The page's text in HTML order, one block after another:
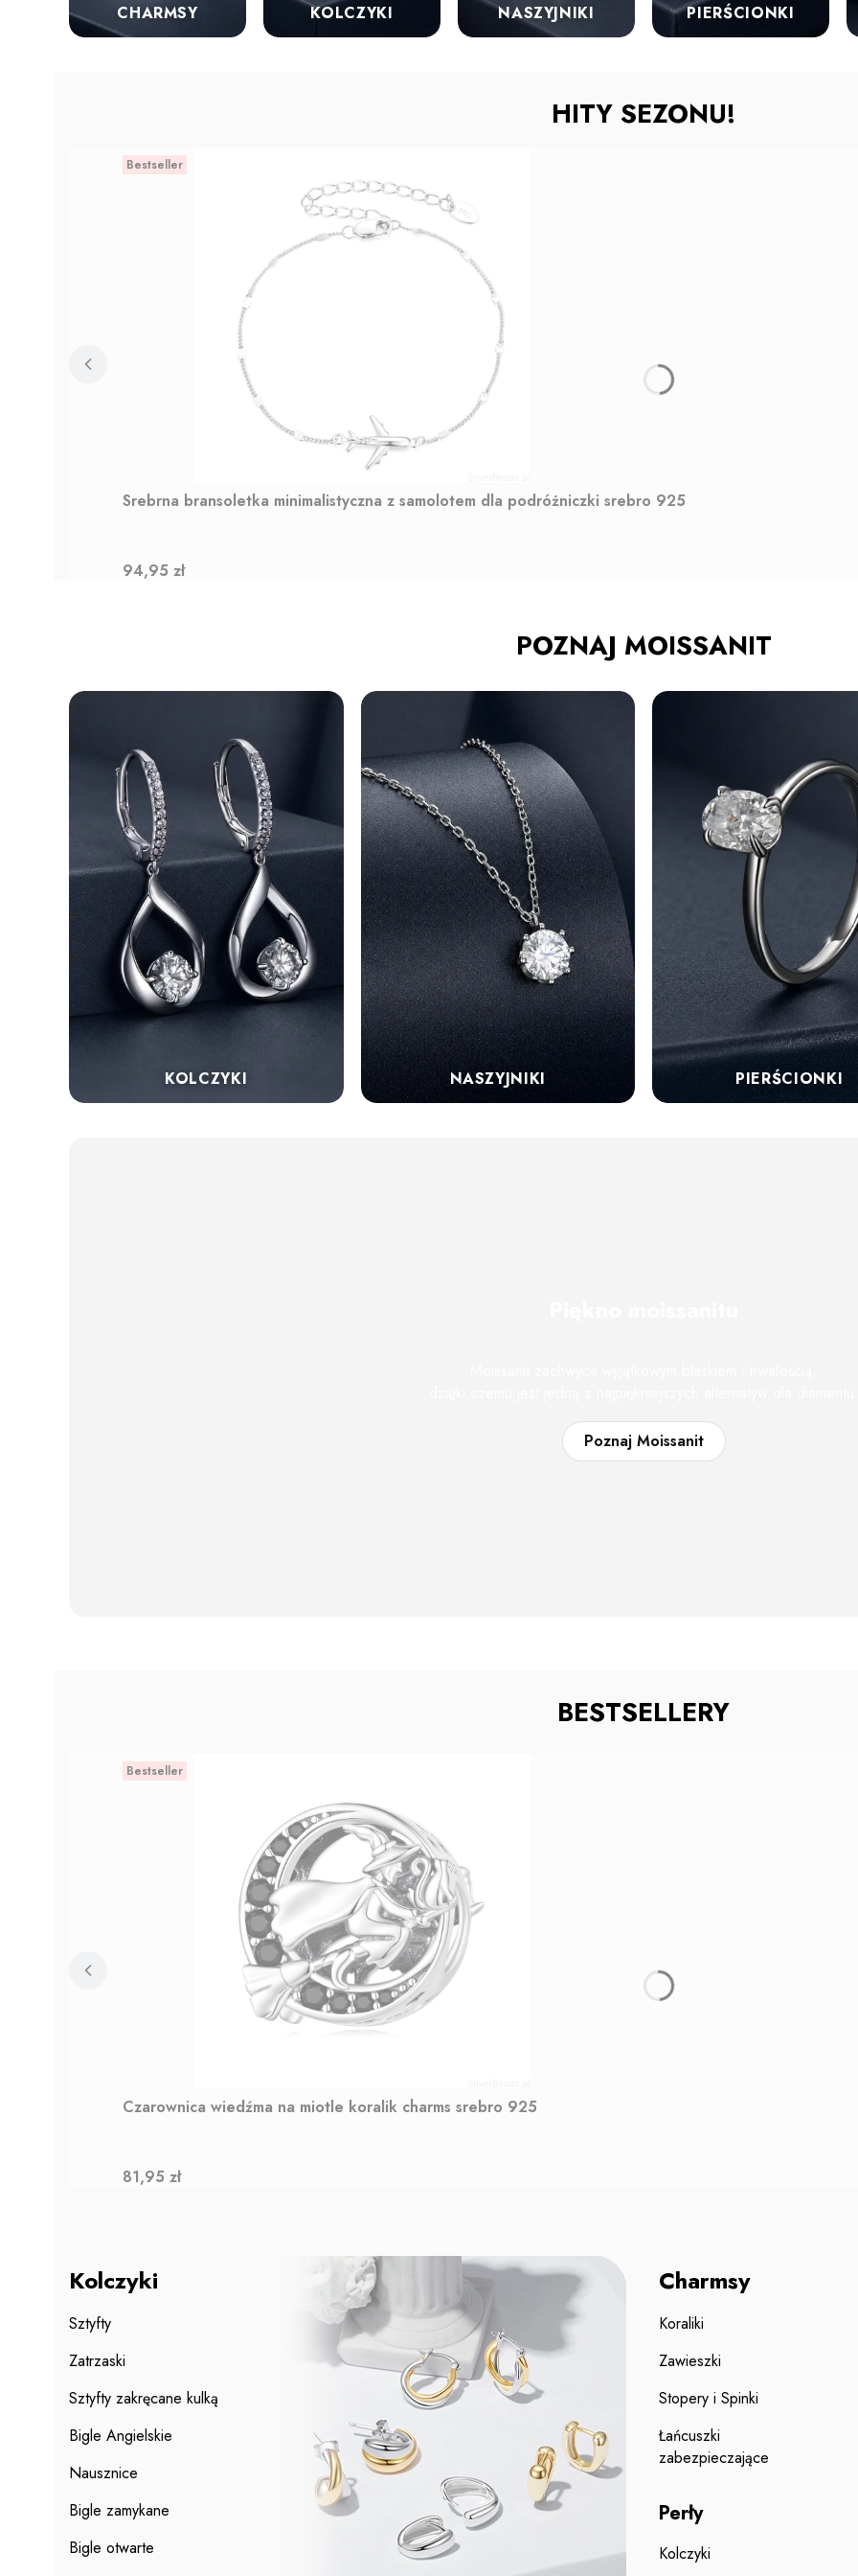
CHARMSY KOLCZYKI NASZYJNIKI PIERŚCIONKI
HITY SEZONU!
Bestseller
Srebrna bransoletka minimalistyczna z samolotem dla podróżniczki srebro 925
Cena
94,95 zł
POZNAJ MOISSANIT
KOLCZYKI NASZYJNIKI PIERŚCIONKI
Poznaj Moissanit
BESTSELLERY
Bestseller
Czarownica wiedźma na miotle koralik charms srebro 925
Cena
81,95 zł
Kolczyki
Sztyfty
Zatrzaski
Sztyfty zakręcane kulką
Bigle Angielskie
Nausznice
Bigle zamykane
Bigle otwarte
Charmsy
Koraliki
Zawieszki
Stopery i Spinki
Łańcuszki
zabezpieczające
Perły
Kolczyki